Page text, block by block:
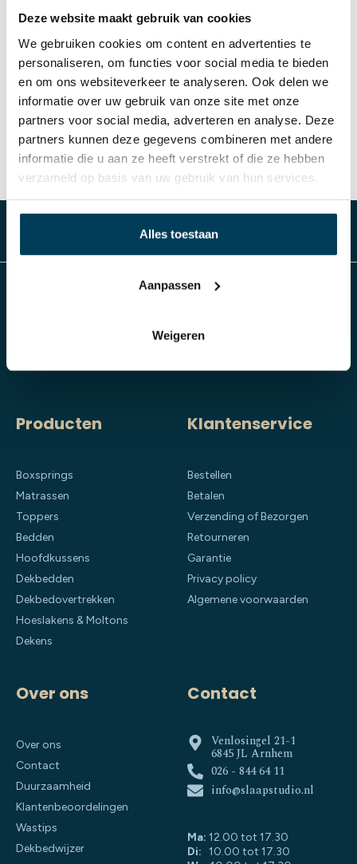
Deze website maakt gebruik van cookies
We gebruiken cookies om content en advertenties te
personaliseren, om functies voor social media te bieden
en om ons websiteverkeer te analyseren. Ook delen we
informatie over uw gebruik van onze site met onze
partners voor social media, adverteren en analyse. Deze
partners kunnen deze gegevens combineren met andere
informatie die u aan ze heeft verstrekt of die ze hebben
verzameld op basis van uw gebruik van hun services.
Alles toestaan
Aanpassen
Weigeren
Hoeslaken Flanel Dommelin
Taupe
39,95 - €103,00 Hoeslaken Flanel Dommelin
Wit
€39,95 -€103,00
← 1 2 3 4 5 6
Producten
Boxsprings
Matrassen
Toppers
Bedden
Hoofdkussens
Dekbedden
Dekbedovertrekken
Hoeslakens & Moltons
Dekens
Klantenservice
Bestellen
Betalen
Verzending of Bezorgen
Retourneren
Garantie
Privacy policy
Algemene voorwaarden
Over ons
Over ons
Contact
Duurzaamheid
Klantenbeoordelingen
Wastips
Dekbedwijzer
Contact
Venlosingel 21-1
6845 JL Arnhem
026 - 844 64 11
info@slaapstudio.nl
Ma: 12.00 tot 17.30
Di: 10.00 tot 17.30